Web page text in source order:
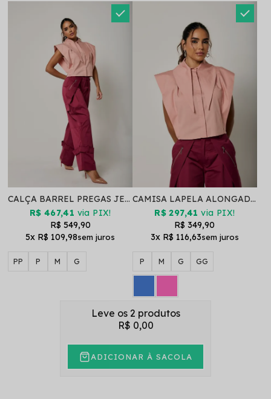
CALÇA BARREL PREGAS JENNY CHERRY
R$ 467,41 via PIX!
R$ 549,90
5x R$ 109,98
PP P M G
CAMISA LAPELA ALONGADA MUSCLE TEE ALTHEA ROSA
R$ 297,41 via PIX!
R$ 349,90
3x R$ 116,63
P M G GG
Leve os 2 produtos
R$ 0,00
ADICIONAR À SACOLA